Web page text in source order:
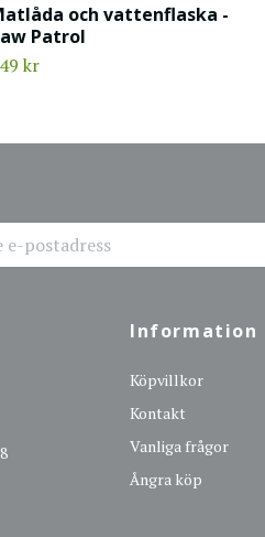
och vattenflaska -
Patrol
kr
Information
Köpvillkor
Kontakt
Vanliga frågor
Ångra köp